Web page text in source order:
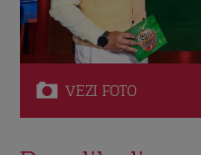
VEZI FOTO